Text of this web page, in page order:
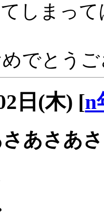
しまっ
でとう
日(木) [n
あさあ